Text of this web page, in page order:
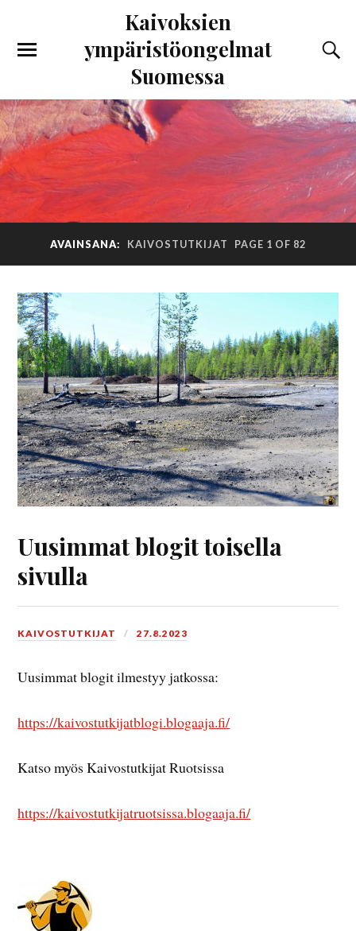
Kaivoksien
ympäristöongelmat
Suomessa
AVAINSANA: KAIVOSTUTKIJAT PAGE 1 OF 82
Uusimmat blogit toisella
sivulla
KAIVOSTUTKIJAT 27.8.2023
Uusimmat blogit ilmestyy jatkossa:
https://kaivostutkijatblogi.blogaaja.fi/
Katso myös Kaivostutkijat Ruotsissa
https://kaivostutkijatruotsissa.blogaaja.fi/